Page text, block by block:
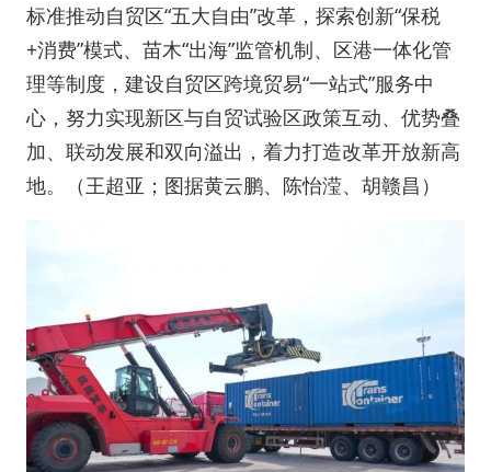
标准推动自贸区“五大自由”改革，探索创新“保税
+消费”模式、苗木“出海”监管机制、区港一体化管
理等制度，建设自贸区跨境贸易“一站式”服务中
心，努力实现新区与自贸试验区政策互动、优势叠
加、联动发展和双向溢出，着力打造改革开放新高
地。（王超亚；图据黄云鹏、陈怡滢、胡赣昌）